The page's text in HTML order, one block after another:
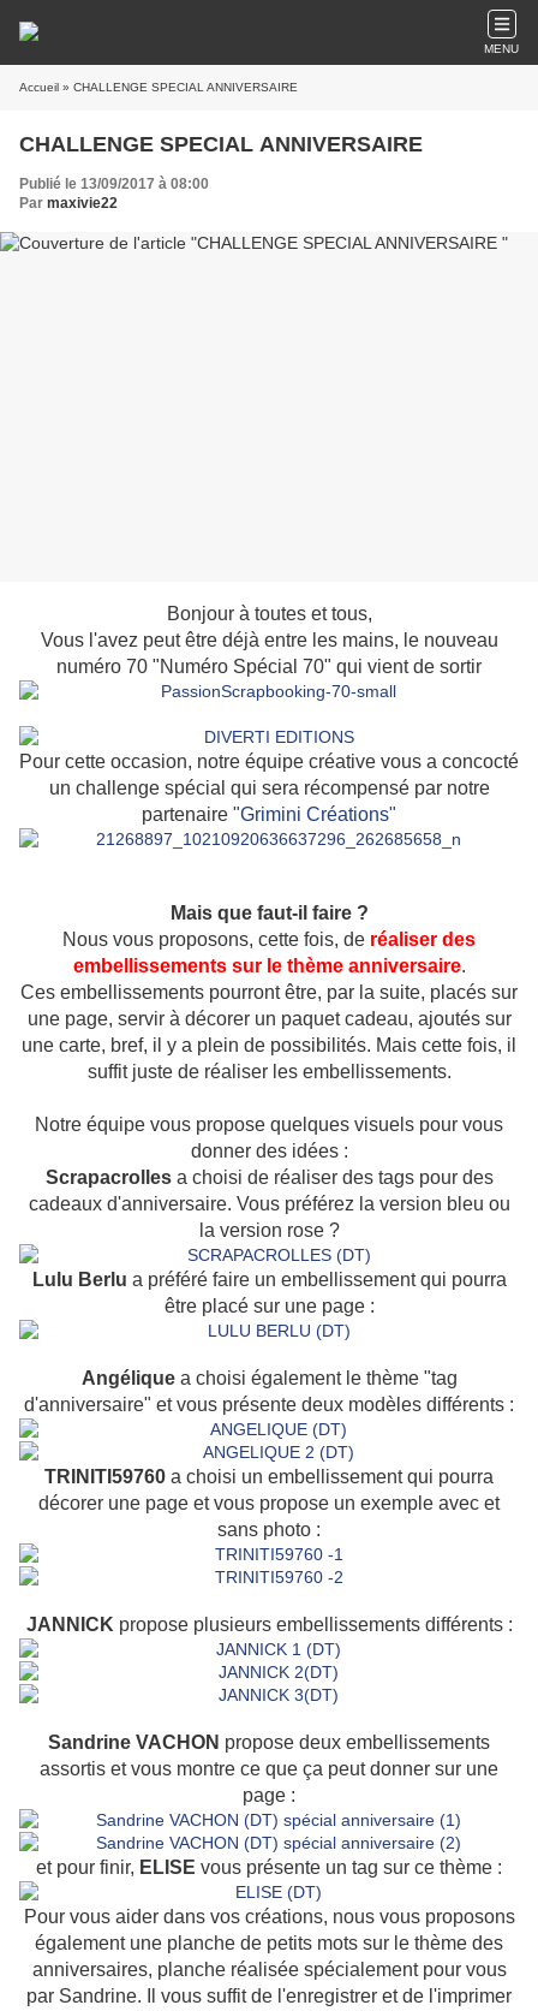
MENU
Accueil » CHALLENGE SPECIAL ANNIVERSAIRE
CHALLENGE SPECIAL ANNIVERSAIRE
Publié le 13/09/2017 à 08:00
Par maxivie22
Bonjour à toutes et tous,
Vous l'avez peut être déjà entre les mains, le nouveau
numéro 70 "Numéro Spécial 70" qui vient de sortir
Pour cette occasion, notre équipe créative vous a concocté
un challenge spécial qui sera récompensé par notre
partenaire "Grimini Créations"
Mais que faut-il faire ?
Nous vous proposons, cette fois, de réaliser des
embellissements sur le thème anniversaire.
Ces embellissements pourront être, par la suite, placés sur
une page, servir à décorer un paquet cadeau, ajoutés sur
une carte, bref, il y a plein de possibilités. Mais cette fois, il
suffit juste de réaliser les embellissements.
Notre équipe vous propose quelques visuels pour vous
donner des idées :
Scrapacrollesa choisi de réaliser des tags pour des
cadeaux d'anniversaire. Vous préférez la version bleu ou
la version rose ?
Lulu Berlu a préféré faire un embellissement qui pourra
être placé sur une page :
Angéliquea choisi également le thème "tag
d'anniversaire" et vous présente deux modèles différents :
TRINITI59760 a choisi un embellissement qui pourra
décorer une page et vous propose un exemple avec et
sans photo :
JANNICK propose plusieurs embellissements différents :
Sandrine VACHON propose deux embellissements
assortis et vous montre ce que ça peut donner sur une
page :
et pour finir, ELISE vous présente un tag sur ce thème :
Pour vous aider dans vos créations, nous vous proposons
également une planche de petits mots sur le thème des
anniversaires, planche réalisée spécialement pour vous
par Sandrine. Il vous suffit de l'enregistrer et de l'imprimer